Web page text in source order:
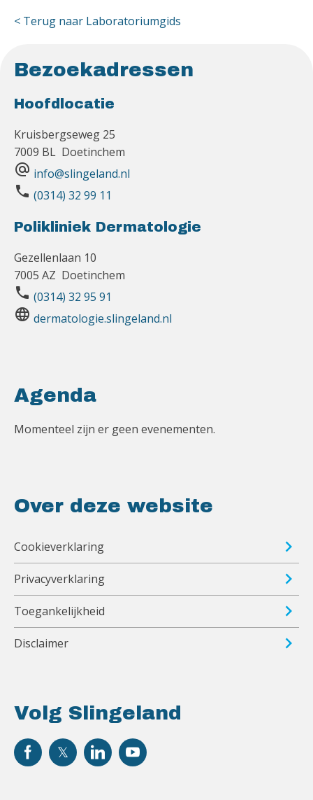
< Terug naar Laboratoriumgids
Bezoekadressen
Hoofdlocatie
Kruisbergseweg 25
7009 BL Doetinchem
alternate_email info@slingeland.nl
phone (0314) 32 99 11
Polikliniek Dermatologie
Gezellenlaan 10
7005 AZ Doetinchem
phone (0314) 32 95 91
language dermatologie.slingeland.nl
Volg Slingeland
Agenda
Momenteel zijn er geen evenementen.
Over deze website
Cookieverklaring
Privacyverklaring
Toegankelijkheid
Disclaimer